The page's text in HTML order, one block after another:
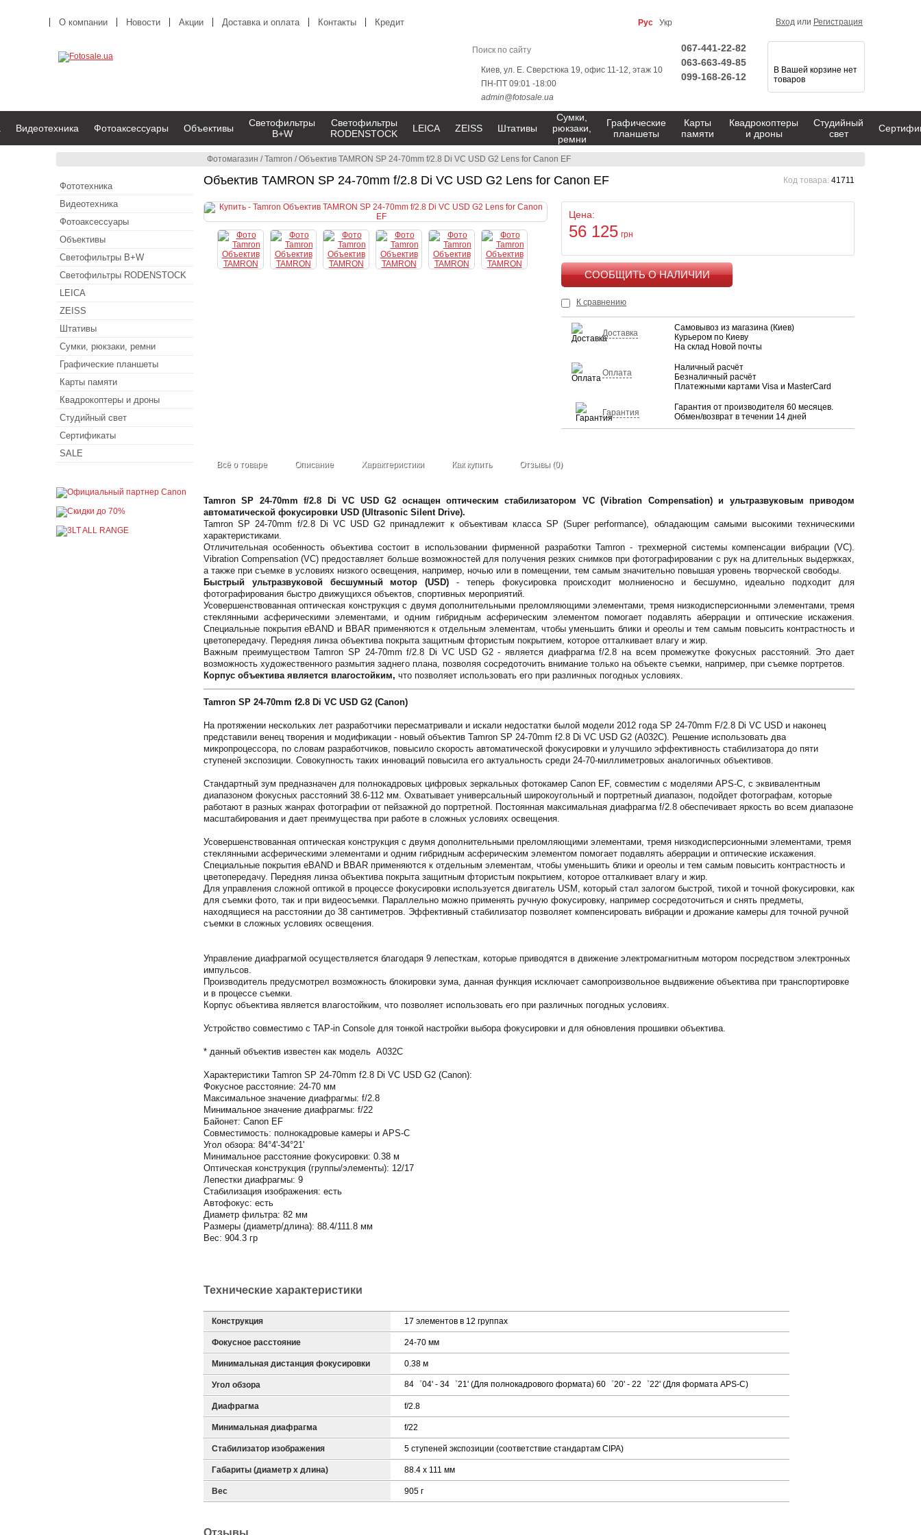
Фотомагазин /Tamron /Объектив TAMRON SP 24-70mm f/2.8 Di VC USD G2 Lens for Canon EF
Объектив TAMRON SP 24-70mm f/2.8 Di VC USD G2 Lens for Canon EF Код товара: 41711
Цена:
56 125 грн
К сравнению
Доставка
Самовывоз из магазина (Киев)
Курьером по Киеву
На склад Новой почты
Оплата
Наличный расчёт
Безналичный расчёт
Платежными картами Visa и MasterCard
Гарантия
Гарантия от производителя 60 месяцев.
Обмен/возврат в течении 14 дней
Всё о товаре Описание Характеристики Как купить Отзывы (0)
Tamron SP 24-70mm f/2.8 Di VC USD G2 оснащен оптическим стабилизатором VC (Vibration Compensation) и ультразвуковым приводом
автоматической фокусировки USD (Ultrasonic Silent Drive).
Tamron SP 24-70mm f/2.8 Di VC USD G2 принадлежит к объективам класса SP (Super performance), обладающим самыми высокими техническими
характеристиками.
Отличительная особенность объектива состоит в использовании фирменной разработки Tamron - трехмерной системы компенсации вибрации (VC).
Vibration Compensation (VC) предоставляет больше возможностей для получения резких снимков при фотографировании с рук на длительных выдержках,
а также при съемке в условиях низкого освещения, например, ночью или в помещении, тем самым значительно повышая уровень творческой свободы.
Быстрый ультразвуковой бесшумный мотор (USD) - теперь фокусировка происходит молниеносно и бесшумно, идеально подходит для
фотографирования быстро движущихся объектов, спортивных мероприятий.
Усовершенствованная оптическая конструкция с двумя дополнительными преломляющими элементами, тремя низкодисперсионными элементами, тремя
стеклянными асферическими элементами, и одним гибридным асферическим элементом помогает подавлять аберрации и оптические искажения.
Специальные покрытия eBAND и BBAR применяются к отдельным элементам, чтобы уменьшить блики и ореолы и тем самым повысить контрастность и
цветопередачу. Передняя линза объектива покрыта защитным фтористым покрытием, которое отталкивает влагу и жир.
Важным преимуществом Tamron SP 24-70mm f/2.8 Di VC USD G2 - является диафрагма f/2.8 на всем промежутке фокусных расстояний. Это дает
возможность художественного размытия заднего плана, позволяя сосредоточить внимание только на объекте съемки, например, при съемке портретов.
Корпус объектива является влагостойким, что позволяет использовать его при различных погодных условиях.
Tamron SP 24-70mm f2.8 Di VC USD G2 (Canon)
На протяжении нескольких лет разработчики пересматривали и искали недостатки былой модели 2012 года SP 24-70mm F/2.8 Di VC USD и наконец
представили венец творения и модификации - новый объектив Tamron SP 24-70mm f2.8 Di VC USD G2 (A032C). Решение использовать два
микропроцессора, по словам разработчиков, повысило скорость автоматической фокусировки и улучшило эффективность стабилизатора до пяти
ступеней экспозиции. Совокупность таких инноваций повысила его актуальность среди 24-70-миллиметровых аналогичных объективов.
Стандартный зум предназначен для полнокадровых цифровых зеркальных фотокамер Canon EF, совместим с моделями APS-C, с эквивалентным
диапазоном фокусных расстояний 38.6-112 мм. Охватывает универсальный широкоугольный и портретный диапазон, подойдет фотографам, которые
работают в разных жанрах фотографии от пейзажной до портретной. Постоянная максимальная диафрагма f/2.8 обеспечивает яркость во всем диапазоне
масштабирования и дает преимущества при работе в сложных условиях освещения.
Усовершенствованная оптическая конструкция с двумя дополнительными преломляющими элементами, тремя низкодисперсионными элементами, тремя
стеклянными асферическими элементами и одним гибридным асферическим элементом помогает подавлять аберрации и оптические искажения.
Специальные покрытия eBAND и BBAR применяются к отдельным элементам, чтобы уменьшить блики и ореолы и тем самым повысить контрастность и
цветопередачу. Передняя линза объектива покрыта защитным фтористым покрытием, которое отталкивает влагу и жир.
Для управления сложной оптикой в процессе фокусировки используется двигатель USM, который стал залогом быстрой, тихой и точной фокусировки, как
для съемки фото, так и при видеосъемки. Параллельно можно применять ручную фокусировку, например сосредоточиться и снять предметы,
находящиеся на расстоянии до 38 сантиметров. Эффективный стабилизатор позволяет компенсировать вибрации и дрожание камеры для точной ручной
съемки в сложных условиях освещения.
Управление диафрагмой осуществляется благодаря 9 лепесткам, которые приводятся в движение электромагнитным мотором посредством электронных
импульсов.
Производитель предусмотрел возможность блокировки зума, данная функция исключает самопроизвольное выдвижение объектива при транспортировке
и в процессе съемки.
Корпус объектива является влагостойким, что позволяет использовать его при различных погодных условиях.
Устройство совместимо с TAP-in Console для тонкой настройки выбора фокусировки и для обновления прошивки объектива.
* данный объектив известен как модель A032C
Характеристики Tamron SP 24-70mm f2.8 Di VC USD G2 (Canon):
Фокусное расстояние: 24-70 мм
Максимальное значение диафрагмы: f/2.8
Минимальное значение диафрагмы: f/22
Байонет: Canon EF
Совместимость: полнокадровые камеры и APS-C
Угол обзора: 84°4'-34°21'
Минимальное расстояние фокусировки: 0.38 м
Оптическая конструкция (группы/элементы): 12/17
Лепестки диафрагмы: 9
Стабилизация изображения: есть
Автофокус: есть
Диаметр фильтра: 82 мм
Размеры (диаметр/длина): 88.4/111.8 мм
Вес: 904.3 гр
Технические характеристики
Конструкция 17 элементов в 12 группах
Фокусное расстояние 24-70 мм
Минимальная дистанция фокусировки 0.38 м
Угол обзора 84゜04' - 34゜21' (Для полнокадрового формата) 60゜20' - 22゜22' (Для формата APS-C)
Диафрагма f/2.8
Минимальная диафрагма f/22
Стабилизатор изображения 5 ступеней экспозиции (соответствие стандартам CIPA)
Габариты (диаметр х длина) 88.4 x 111 мм
Вес 905 г
Отзывы
О компании Новости Акции Доставка и оплата Контакты Кредит Рус Укр Вход или Регистрация
Киев, ул. Е. Сверстюка 19, офис 11-12, этаж 10
ПН-ПТ 09:01 -18:00
admin@fotosale.ua
067-441-22-82
063-663-49-85
099-168-26-12
В Вашей корзине нет
товаров
Видеотехника Фотоаксессуары Объективы
Светофильтры
B+W
Светофильтры
RODENSTOCK
LEICA ZEISS Штативы
Сумки,
рюкзаки,
ремни
Графические
планшеты
Карты
памяти
Квадрокоптеры
и дроны
Студийный
свет
Фототехника
Видеотехника
Фотоаксессуары
Объективы
Светофильтры B+W
Светофильтры RODENSTOCK
LEICA
ZEISS
Штативы
Сумки, рюкзаки, ремни
Графические планшеты
Карты памяти
Квадрокоптеры и дроны
Студийный свет
Сертификаты
SALE